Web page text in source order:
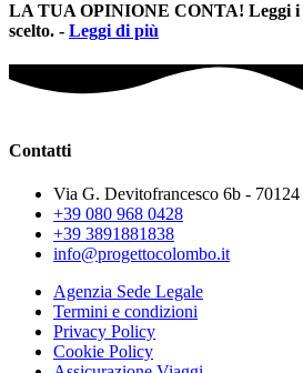
LA TUA OPINIONE CONTA! Leggi i
scelto. - Leggi di più
Contatti
Via G. Devitofrancesco 6b -
+39 080 968 0428
+39 3891881838
info@progettocolombo.it
Agenzia Sede Legale
Termini e condizioni
Privacy Policy
Cookie Policy